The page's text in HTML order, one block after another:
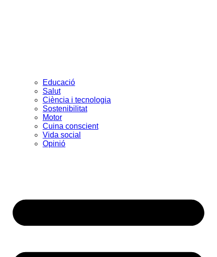
Educació
Salut
Ciència i tecnologia
Sostenibilitat
Motor
Cuina conscient
Vida social
Opinió